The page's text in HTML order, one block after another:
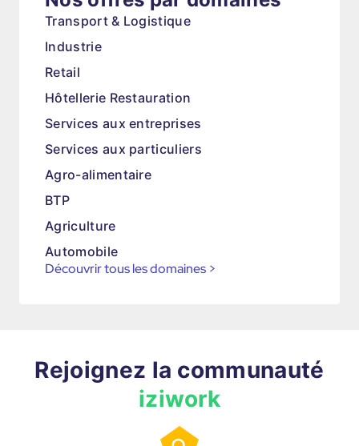
Transport & Logistique
Industrie
Retail
Hôtellerie Restauration
Services aux entreprises
Services aux particuliers
Agro-alimentaire
BTP
Agriculture
Automobile
Découvrir tous les domaines >
Rejoignez la communauté
iziwork